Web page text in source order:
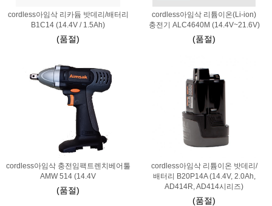
cordless아임삭 리카듐 밧데리/배터리
B1C14 (14.4V / 1.5Ah)
(품절)
cordless아임삭 리튬이온(Li-ion)
충전기 ALC4640M (14.4V~21.6V)
(품절)
cordless아임삭 충전임팩트렌치베어툴
AMW 514 (14.4V
(품절)
cordless아임삭 리튬이온 밧데리/
배터리 B20P14A (14.4V, 2.0Ah,
AD414R, AD414시리즈)
(품절)